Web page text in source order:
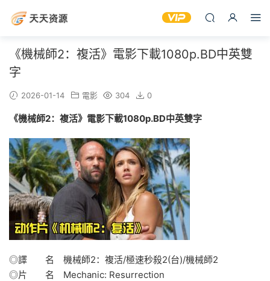
《機械師2：複活》電影下載1080p.BD中英雙
字
2026-01-14 電影 304 0
《機械師2：複活》電影下載1080p.BD中英雙字
◎譯 名 機械師2：複活/極速秒殺2(台)/機械師2
◎片 名 Mechanic: Resurrection